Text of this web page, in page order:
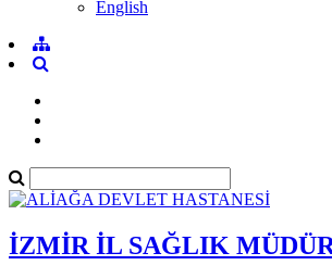
English
İZMİR İL SAĞLIK